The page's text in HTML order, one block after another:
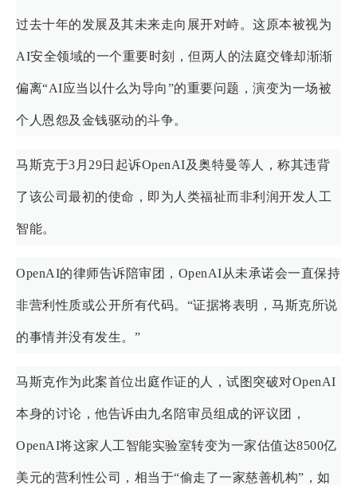
过去十年的发展及其未来走向展开对峙。这原本被视为
AI安全领域的一个重要时刻，但两人的法庭交锋却渐渐
偏离“AI应当以什么为导向”的重要问题，演变为一场被
个人恩怨及金钱驱动的斗争。
马斯克于3月29日起诉OpenAI及奥特曼等人，称其违背
了该公司最初的使命，即为人类福祉而非利润开发人工
智能。
OpenAI的律师告诉陪审团，OpenAI从未承诺会一直保持
非营利性质或公开所有代码。“证据将表明，马斯克所说
的事情并没有发生。”
马斯克作为此案首位出庭作证的人，试图突破对OpenAI
本身的讨论，他告诉由九名陪审员组成的评议团，
OpenAI将这家人工智能实验室转变为一家估值达8500亿
美元的营利性公司，相当于“偷走了一家慈善机构”，如